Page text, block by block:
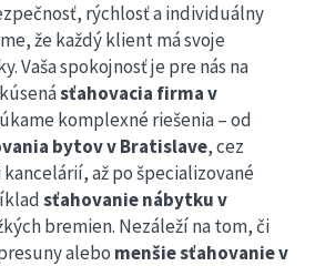
rýchlosť a individuálny
že každý klient má svoje
Vaša spokojnosť je pre nás na
sťahovacia firma v
komplexné riešenia – od
bytov v Bratislave, cez
až po špecializované
sťahovanie nábytku v
bremien. Nezáleží na tom, či
alebo menšie sťahovanie v